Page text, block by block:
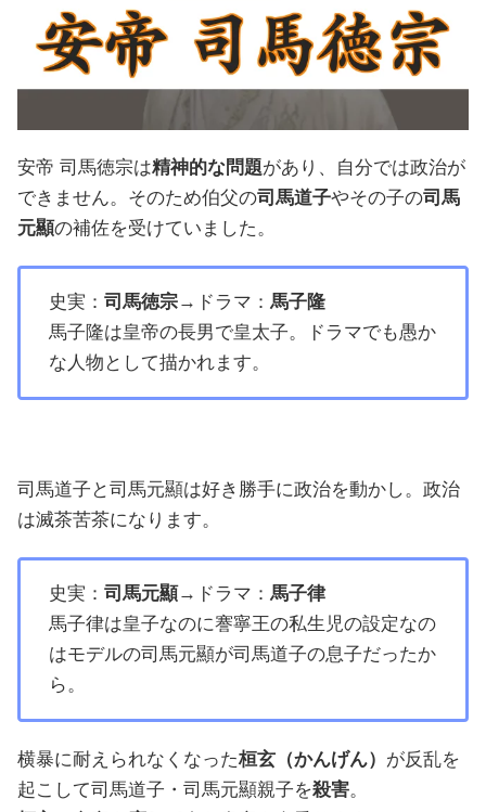
安帝 司馬徳宗は精神的な問題があり、自分では政治が
できません。そのため伯父の司馬道子やその子の司馬
元顯の補佐を受けていました。
史実： 司馬徳宗→ドラマ： 馬子隆
馬子隆は皇帝の長男で皇太子。ドラマでも愚か
な人物として描かれます。
司馬道子と司馬元顯は好き勝手に政治を動かし。政治
は滅茶苦茶になります。
史実： 司馬元顯 →ドラマ： 馬子律
馬子律は皇子なのに謇寧王の私生児の設定なの
はモデルの司馬元顯が司馬道子の息子だったか
ら。
横暴に耐えられなくなった桓玄（かんげん） が反乱を
起こして司馬道子・司馬元顯親子を殺害。